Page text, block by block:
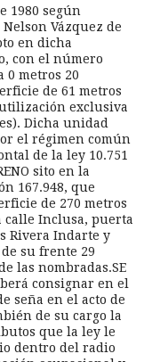
1980 según
Vázquez de
en dicha
con el número
0 metros 20
de 61 metros
exclusiva
Dicha unidad
el régimen común
de la ley 10.751
sito en la
167.948, que
de 270 metros
calle Inclusa, puerta
Rivera Indarte y
su frente 29
las nombradas.SE
consignar en el
seña en el acto de
de su cargo la
que la ley le
dentro del radio